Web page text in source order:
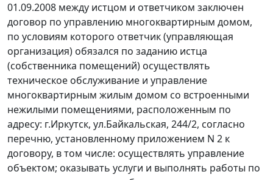
01.09.2008 между истцом и ответчиком заключен
договор по управлению многоквартирным домом,
по условиям которого ответчик (управляющая
организация) обязался по заданию истца
(собственника помещений) осуществлять
техническое обслуживание и управление
многоквартирным жилым домом со встроенными
нежилыми помещениями, расположенным по
адресу: г.Иркутск, ул.Байкальская, 244/2, согласно
перечню, установленному приложением N 2 к
договору, в том числе: осуществлять управление
объектом; оказывать услуги и выполнять работы по